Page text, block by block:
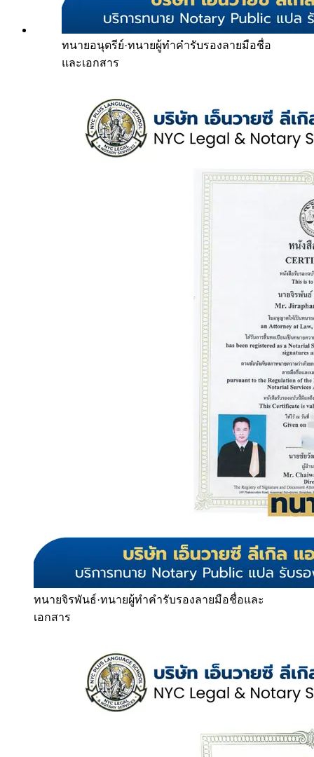
ทนายอนุตรีย์·ทนายผู้ทำคำรับรองลายมือชื่อ
และเอกสาร
ทนายจิรพันธ์·ทนายผู้ทำคำรับรองลายมือชื่อและ
เอกสาร